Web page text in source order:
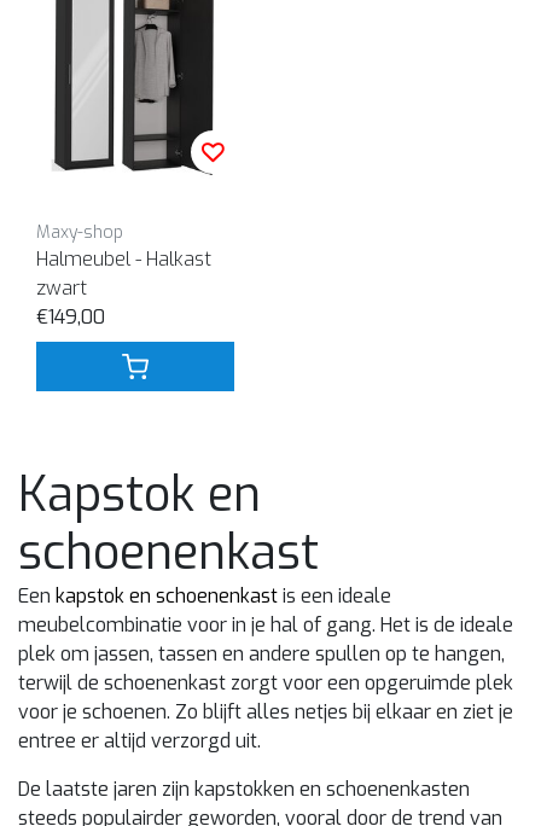
Maxy-shop
Halmeubel - Halkast
zwart
€149,00
Kapstok en
schoenenkast
Een kapstok en schoenenkastis een ideale
meubelcombinatie voor in je hal of gang. Het is de ideale
plek om jassen, tassen en andere spullen op te hangen,
terwijl de schoenenkast zorgt voor een opgeruimde plek
voor je schoenen. Zo blijft alles netjes bij elkaar en ziet je
entree er altijd verzorgd uit.
De laatste jaren zijn kapstokken en schoenenkasten
steeds populairder geworden, vooral door de trend van